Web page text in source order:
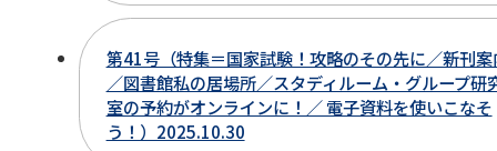
第41号（特集＝国家試験！攻略のその先に／新刊案
／図書館私の居場所／スタディルーム・グループ研
室の予約がオンラインに！／ 電子資料を使いこなそ
う！）2025.10.30